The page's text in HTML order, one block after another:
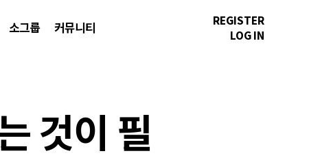
소그룹 커뮤니티
REGISTER
LOG IN
것이 필